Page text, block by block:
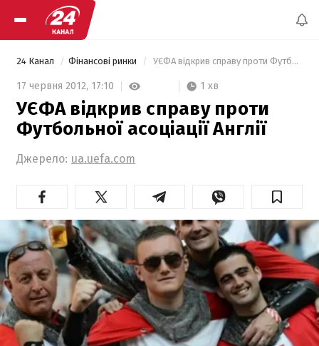
24 Канал Фінансові ринки УЄФА відкрив справу проти Футбольної асоціації Англії
17 червня 2012, 17:10 1 хв
УЄФА відкрив справу проти
Футбольної асоціації Англії
Джерело: ua.uefa.com